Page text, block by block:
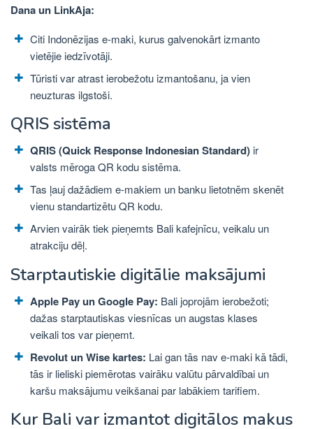
Dana un LinkAja:
Citi Indonēzijas e-maki, kurus galvenokārt izmanto
vietējie iedzīvotāji.
Tūristi var atrast ierobežotu izmantošanu, ja vien
neuzturas ilgstoši.
QRIS sistēma
QRIS (Quick Response Indonesian Standard) ir
valsts mēroga QR kodu sistēma.
Tas ļauj dažādiem e-makiem un banku lietotnēm skenēt
vienu standartizētu QR kodu.
Arvien vairāk tiek pieņemts Bali kafejnīcu, veikalu un
atrakciju dēļ.
Starptautiskie digitālie maksājumi
Apple Pay un Google Pay: Bali joprojām ierobežoti;
dažas starptautiskas viesnīcas un augstas klases
veikali tos var pieņemt.
Revolut un Wise kartes: Lai gan tās nav e-maki kā tādi,
tās ir lieliski piemērotas vairāku valūtu pārvaldībai un
karšu maksājumu veikšanai par labākiem tarifiem.
Kur Bali var izmantot digitālos makus